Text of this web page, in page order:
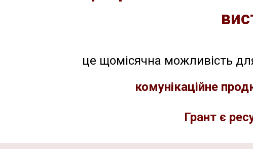
це щомісячна можливість
комунікаційне
Грант є